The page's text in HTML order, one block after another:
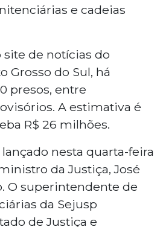
e cadeias
site de notícias do
Grosso do Sul, há
presos, entre
A estimativa é
R$ 26 milhões.
nesta quarta-feira
da Justiça, José
O superintendente de
da Sejusp
de Justiça e